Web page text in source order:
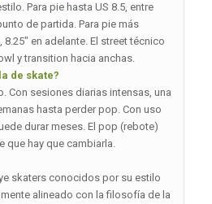
Para pie hasta US 8.5, entre
de partida. Para pie más
en adelante. El street técnico
y transition hacia anchas.
de skate?
Con sesiones diarias intensas, una
hasta perder pop. Con uso
durar meses. El pop (rebote)
que hay que cambiarla.
skaters conocidos por su estilo
alineado con la filosofía de la